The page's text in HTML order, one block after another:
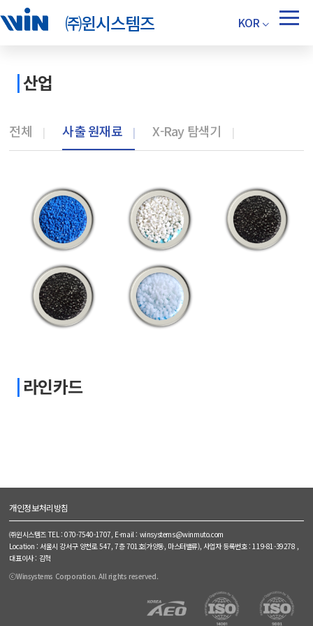
㈜윈시스템즈 KOR
산업
전체 사출 원재료 X-Ray 탐색기
라인카드
개인정보처리방침
㈜윈시스템즈 TEL : 070-7540-1707, E-mail : winsystems@winmuto.com
Location : 서울시 강서구 양천로 547, 7층 701호(가양동, 마스터밸류), 사업자 등록번호 : 119-81-39278 ,
대표이사 : 김혁
ⓒWinsystems Corporation. All rights reserved.